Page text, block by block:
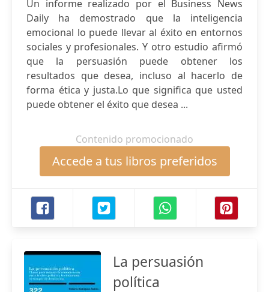
Un informe realizado por el Business News
Daily ha demostrado que la inteligencia
emocional lo puede llevar al éxito en entornos
sociales y profesionales. Y otro estudio afirmó
que la persuasión puede obtener los
resultados que desea, incluso al hacerlo de
forma ética y justa.Lo que significa que usted
puede obtener el éxito que desea ...
Contenido promocionado
Accede a tus libros preferidos
La persuasión
política